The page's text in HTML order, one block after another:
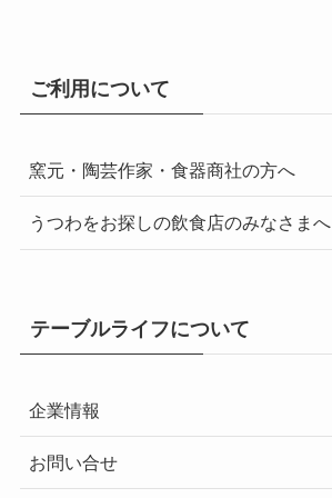
ご利用について
窯元・陶芸作家・食器商社の方へ
うつわをお探しの飲食店のみなさまへ
テーブルライフについて
企業情報
お問い合せ